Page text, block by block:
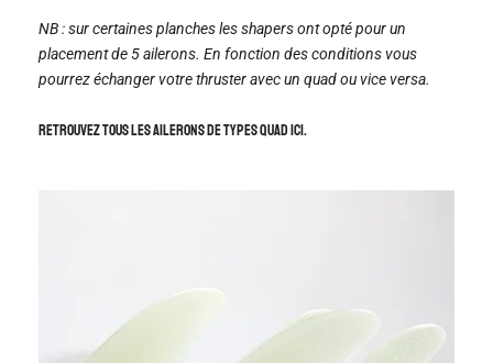
NB : sur certaines planches les shapers ont opté pour un
placement de 5 ailerons. En fonction des conditions vous
pourrez échanger votre thruster avec un quad ou vice versa.
Retrouvez tous les ailerons de types Quad ici.